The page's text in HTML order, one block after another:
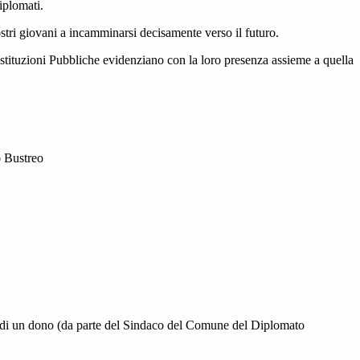
giovani a incamminarsi decisamente verso il futuro.
Pubbliche evidenziano con la loro presenza assieme a quella
Bustreo
un dono (da parte del Sindaco del Comune del Diplomato